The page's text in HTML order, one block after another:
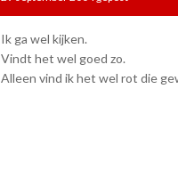
Ik ga wel kijken.
Vindt het wel goed zo.
Alleen vind ik het wel rot die